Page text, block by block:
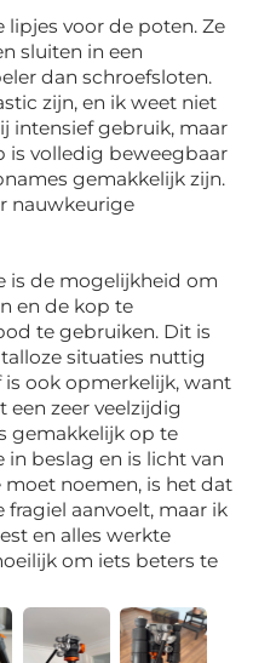
voor de poten. Ze
sluiten in een
dan schroefsloten.
zijn, en ik weet niet
intensief gebruik, maar
is volledig beweegbaar
gemakkelijk zijn.
nauwkeurige
is de mogelijkheid om
en de kop te
te gebruiken. Dit is
situaties nuttig
is ook opmerkelijk, want
een zeer veelzijdig
gemakkelijk op te
beslag en is licht van
noemen, is het dat
aanvoelt, maar ik
en alles werkte
om iets beters te